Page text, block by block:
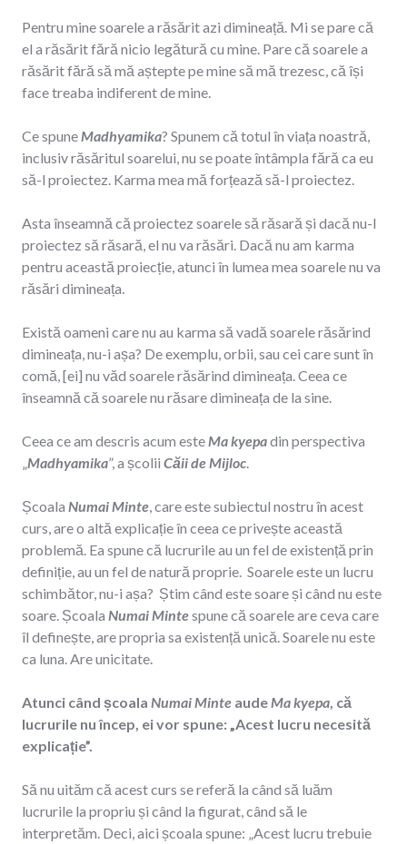
Pentru mine soarele a răsărit azi dimineață. Mi se pare că
el a răsărit fără nicio legătură cu mine. Pare că soarele a
răsărit fără să mă aștepte pe mine să mă trezesc, că își
face treaba indiferent de mine.
Ce spuneMadhyamika? Spunem că totul în viața noastră,
inclusiv răsăritul soarelui, nu se poate întâmpla fără ca eu
să-l proiectez. Karma mea mă forțează să-l proiectez.
Asta înseamnă că proiectez soarele să răsară și dacă nu-l
proiectez să răsară, el nu va răsări. Dacă nu am karma
pentru această proiecție, atunci în lumea mea soarele nu va
răsări dimineața.
Există oameni care nu au karma să vadă soarele răsărind
dimineața, nu-i așa? De exemplu, orbii, sau cei care sunt în
comă, [ei] nu văd soarele răsărind dimineața. Ceea ce
înseamnă că soarele nu răsare dimineața de la sine.
Ceea ce am descris acum esteMa kyepadin perspectiva
„Madhyamika”, a școlii Căii de Mijloc.
Școala Numai Minte, care este subiectul nostru în acest
curs, are o altă explicație în ceea ce privește această
problemă. Ea spune că lucrurile au un fel de existență prin
definiție, au un fel de natură proprie. Soarele este un lucru
schimbător, nu-i așa? Știm când este soare și când nu este
soare. Școala Numai Mintespune că soarele are ceva care
îl definește, are propria sa existență unică. Soarele nu este
ca luna. Are unicitate.
Atunci când școala Numai Minte audeMa kyepa, că
lucrurile nu încep, ei vor spune: „Acest lucru necesită
explicație”.
Să nu uităm că acest curs se referă la când să luăm
lucrurile la propriu și când la figurat, când să le
interpretăm. Deci, aici școala spune: „Acest lucru trebuie